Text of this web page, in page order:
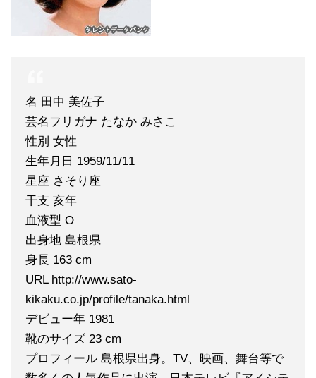
名 田中 美佐子
芸名フリガナ たなか みさこ
性別 女性
生年月日 1959/11/11
星座 さそり座
干支 亥年
血液型 O
出身地 島根県
身長 163 cm
URL http://www.sato-
kikaku.co.jp/profile/tanaka.html
デビュー年 1981
靴のサイズ 23 cm
プロフィール 島根県出身。TV、映画、舞台等で